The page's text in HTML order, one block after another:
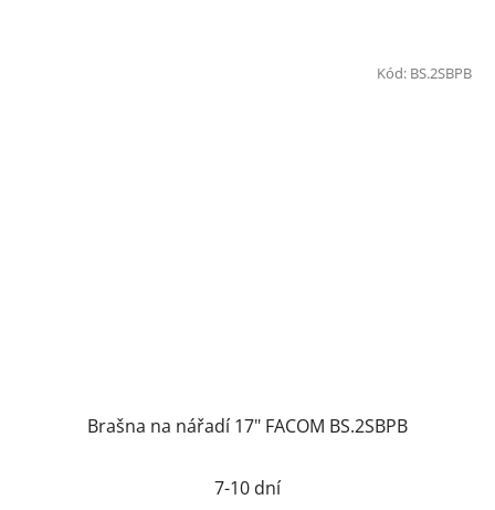
Brašna na nářadí 17" FACOM BS.2SBPB
7-10 dní
Kód: BS.2SBPB